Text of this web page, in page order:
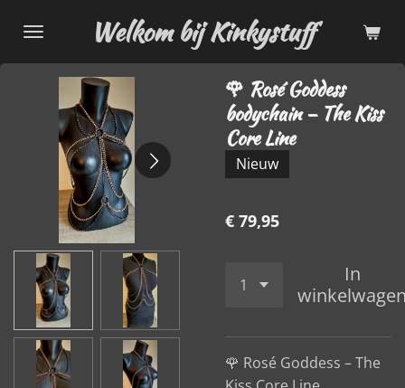
direct
naar
hoofdinhoud
Welkom bij Kinkystuff
🌹 Rosé Goddess
bodychain – The Kiss
Core Line
Nieuw
€ 79,95
In
🌹 Rosé Goddess – The